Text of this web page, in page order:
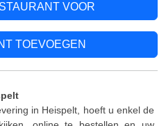
VOOR
TOEVOEGEN
in Heispelt, hoeft u enkel de